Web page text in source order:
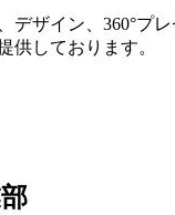
デザイン、360°プレ
供しております。